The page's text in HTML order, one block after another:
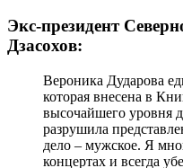
Экс-президент
Дзасохов:
Вероника Дударова
которая внесена в
высочайшего уровня
разрушила
дело – мужское. Я
концертах и всегда